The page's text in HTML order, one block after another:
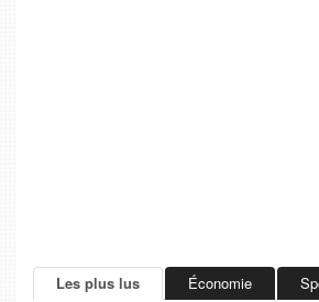
Les plus lus Économie